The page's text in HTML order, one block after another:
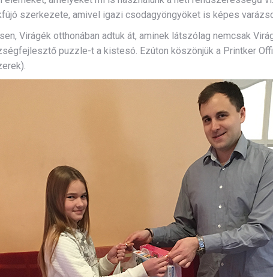
szerkezete, amivel igazi csodagyöngyöket is képes
Virágék otthonában adtuk át, aminek látszólag nemcsak
puzzle-t a kistesó. Ezúton köszönjük a Printker